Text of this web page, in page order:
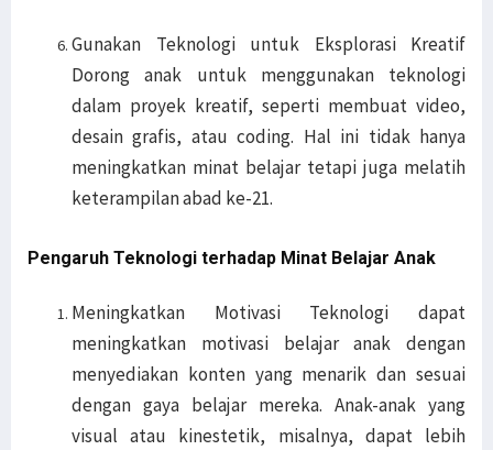
Gunakan Teknologi untuk Eksplorasi Kreatif
Dorong anak untuk menggunakan teknologi
dalam proyek kreatif, seperti membuat video,
desain grafis, atau coding. Hal ini tidak hanya
meningkatkan minat belajar tetapi juga melatih
keterampilan abad ke-21.
Pengaruh Teknologi terhadap Minat Belajar Anak
Meningkatkan Motivasi Teknologi dapat
meningkatkan motivasi belajar anak dengan
menyediakan konten yang menarik dan sesuai
dengan gaya belajar mereka. Anak-anak yang
visual atau kinestetik, misalnya, dapat lebih